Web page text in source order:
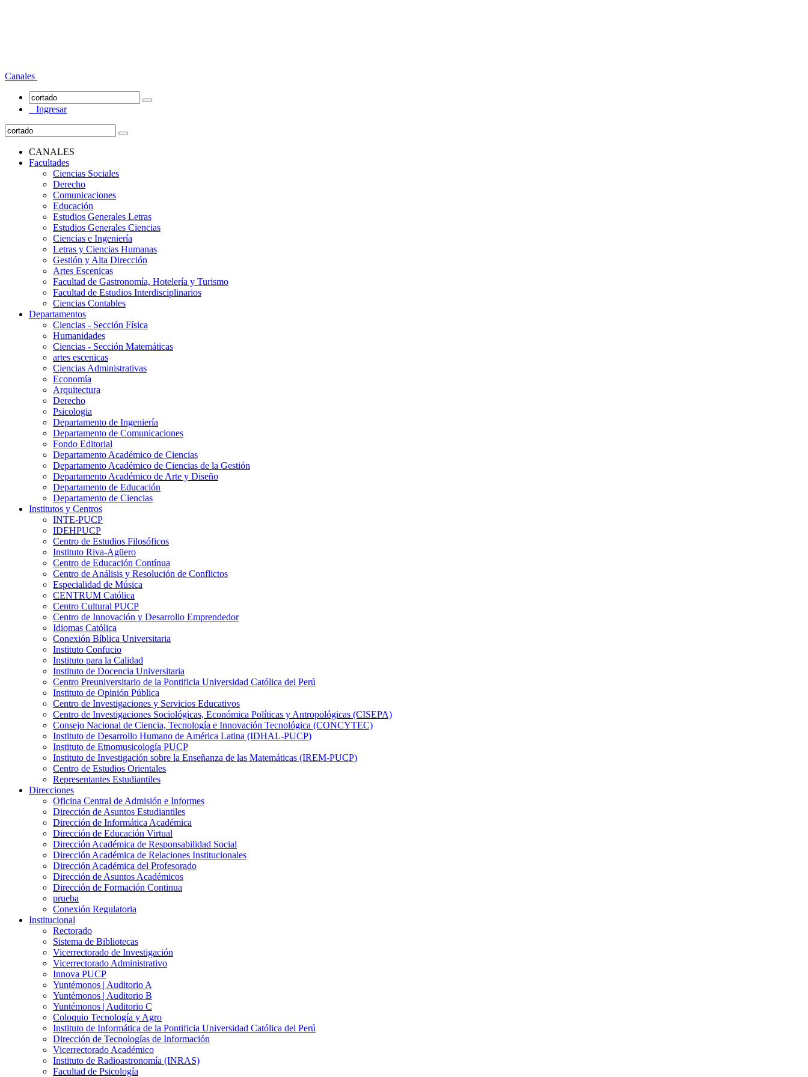
Canales
Ingresar
CANALES
Facultades
Ciencias Sociales
Derecho
Comunicaciones
Educación
Estudios Generales Letras
Estudios Generales Ciencias
Ciencias e Ingeniería
Letras y Ciencias Humanas
Gestión y Alta Dirección
Artes Escenicas
Facultad de Gastronomía, Hotelería y Turismo
Facultad de Estudios Interdisciplinarios
Ciencias Contables
Departamentos
Ciencias - Sección Física
Humanidades
Ciencias - Sección Matemáticas
artes escenicas
Ciencias Administrativas
Economía
Arquitectura
Derecho
Psicologia
Departamento de Ingeniería
Departamento de Comunicaciones
Fondo Editorial
Departamento Académico de Ciencias
Departamento Académico de Ciencias de la Gestión
Departamento Académico de Arte y Diseño
Departamento de Educación
Departamento de Ciencias
Institutos y Centros
INTE-PUCP
IDEHPUCP
Centro de Estudios Filosóficos
Instituto Riva-Agüero
Centro de Educación Contínua
Centro de Análisis y Resolución de Conflictos
Especialidad de Música
CENTRUM Católica
Centro Cultural PUCP
Centro de Innovación y Desarrollo Emprendedor
Idiomas Católica
Conexión Bíblica Universitaria
Instituto Confucio
Instituto para la Calidad
Instituto de Docencia Universitaria
Centro Preuniversitario de la Pontificia Universidad Católica del Perú
Instituto de Opinión Pública
Centro de Investigaciones y Servicios Educativos
Centro de Investigaciones Sociológicas, Económica Políticas y Antropológicas (CISEPA)
Consejo Nacional de Ciencia, Tecnología e Innovación Tecnológica (CONCYTEC)
Instituto de Desarrollo Humano de América Latina (IDHAL-PUCP)
Instituto de Etnomusicología PUCP
Instituto de Investigación sobre la Enseñanza de las Matemáticas (IREM-PUCP)
Centro de Estudios Orientales
Representantes Estudiantiles
Direcciones
Oficina Central de Admisión e Informes
Dirección de Asuntos Estudiantiles
Dirección de Informática Académica
Dirección de Educación Virtual
Dirección Académica de Responsabilidad Social
Dirección Académica de Relaciones Institucionales
Dirección Académica del Profesorado
Dirección de Asuntos Académicos
Dirección de Formación Continua
prueba
Conexión Regulatoria
Institucional
Rectorado
Sistema de Bibliotecas
Vicerrectorado de Investigación
Vicerrectorado Administrativo
Innova PUCP
Yuntémonos | Auditorio A
Yuntémonos | Auditorio B
Yuntémonos | Auditorio C
Coloquio Tecnología y Agro
Instituto de Informática de la Pontificia Universidad Católica del Perú
Dirección de Tecnologías de Información
Vicerrectorado Académico
Instituto de Radioastronomía (INRAS)
Facultad de Psicología